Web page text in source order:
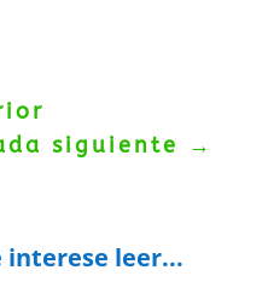
siguiente
→
interese leer...